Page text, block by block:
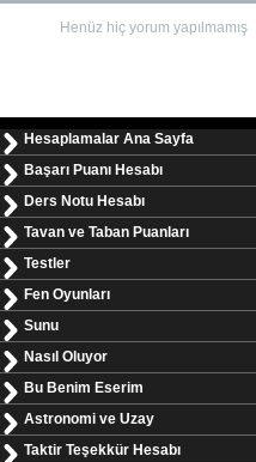
Henüz hiç yorum yapılmamış
Hesaplamalar Ana Sayfa
Başarı Puanı Hesabı
Ders Notu Hesabı
Tavan ve Taban Puanları
Testler
Fen Oyunları
Sunu
Nasıl Oluyor
Bu Benim Eserim
Astronomi ve Uzay
Taktir Teşekkür Hesabı